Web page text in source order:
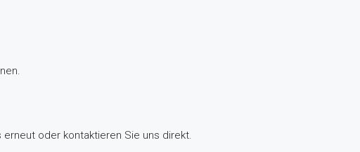
oder kontaktieren Sie uns direkt.